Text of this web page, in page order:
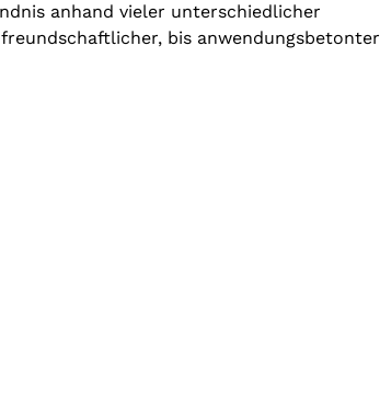
anhand vieler unterschiedlicher
bis anwendungsbetonter